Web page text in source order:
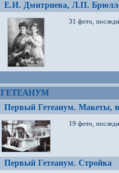
Е.И. Дмитриева, Л.П.
31 фото,
ГЕТЕАНУМ
Первый Гетеанум. Макеты,
19 фото,
Первый Гетеанум. Стройка